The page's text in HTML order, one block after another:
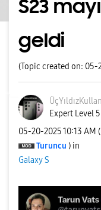
S23
geldi
(Topic created on: 05-
Expert Level 5
‎05-20-202510:13 AM
Turuncu ) in
Galaxy S